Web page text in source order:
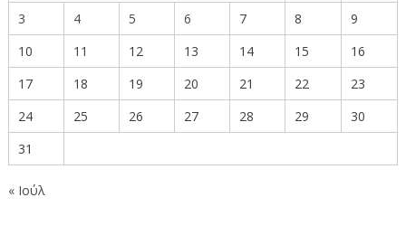
3
4 5 6 7 8
9
10
11 12 13 14 15
16
17
18 19 20 21 22
23
24
25 26 27 28 29
30
31
« Ιούλ